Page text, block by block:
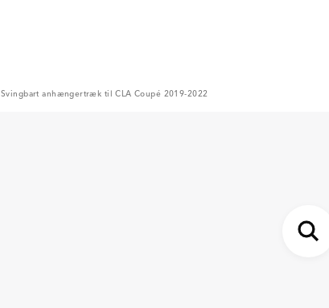
Svingbart anhængertræk til CLA Coupé 2019-2022